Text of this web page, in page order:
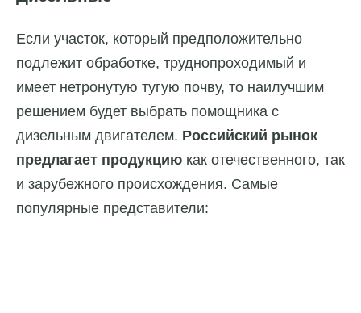
Если участок, который предположительно
подлежит обработке, труднопроходимый и
имеет нетронутую тугую почву, то наилучшим
решением будет выбрать помощника с
дизельным двигателем. Российский рынок
предлагает продукцию как отечественного, так
и зарубежного происхождения. Самые
популярные представители: